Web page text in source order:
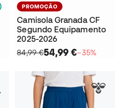
PROMOÇÃO
Camisola Granada CF
Segundo Equipamento
2025-2026
84,99 €54,99 €−35%